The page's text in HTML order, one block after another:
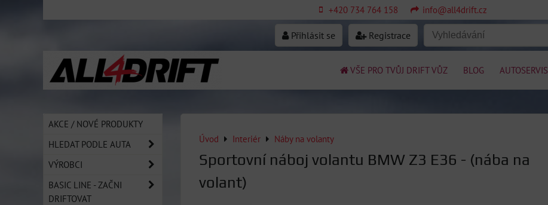
+420 734 764 158 info@all4drift.cz
Přihlásit se Registrace
VŠE PRO TVŮJ DRIFT VŮZ BLOG AUTOSERVIS
Úvod Interiér Náby na volanty
Sportovní náboj volantu BMW Z3 E36 - (nába na
volant)
AKCE / NOVÉ PRODUKTY
HLEDAT PODLE AUTA
VÝROBCI
BASIC LINE - ZAČNI
DRIFTOVAT